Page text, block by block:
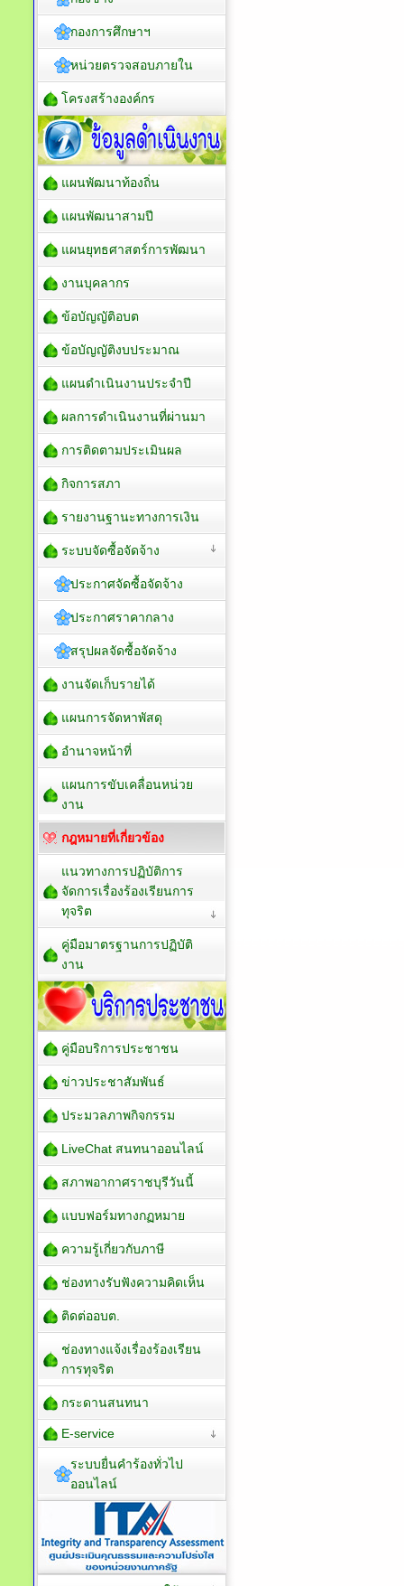
กองการศึกษาฯ
หน่วยตรวจสอบภายใน
โครงสร้างองค์กร
แผนพัฒนาท้องถิ่น
แผนพัฒนาสามปี
แผนยุทธศาสตร์การพัฒนา
งานบุคลากร
ข้อบัญญัติอบต
ข้อบัญญัติงบประมาณ
แผนดำเนินงานประจำปี
ผลการดำเนินงานที่ผ่านมา
การติดตามประเมินผล
กิจการสภา
รายงานฐานะทางการเงิน
ระบบจัดซื้อจัดจ้าง
ประกาศจัดซื้อจัดจ้าง
ประกาศราคากลาง
สรุปผลจัดซื้อจัดจ้าง
งานจัดเก็บรายได้
แผนการจัดหาพัสดุ
อำนาจหน้าที่
แผนการขับเคลื่อนหน่วย
งาน
กฎหมายที่เกี่ยวข้อง
แนวทางการปฏิบัติการ
จัดการเรื่องร้องเรียนการ
ทุจริต
คู่มือมาตรฐานการปฏิบัติ
งาน
คู่มือบริการประชาชน
ข่าวประชาสัมพันธ์
ประมวลภาพกิจกรรม
LiveChat สนทนาออนไลน์
สภาพอากาศราชบุรีวันนี้
แบบฟอร์มทางกฏหมาย
ความรู้เกี่ยวกับภาษี
ช่องทางรับฟังความคิดเห็น
ติดต่ออบต.
ช่องทางแจ้งเรื่องร้องเรียน
การทุจริต
กระดานสนทนา
E-service
ระบบยื่นคำร้องทั่วไป
ออนไลน์